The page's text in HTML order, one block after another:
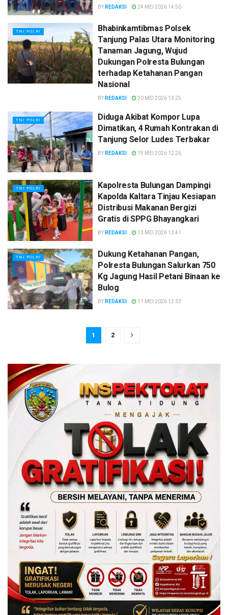
BY REDAKSI 24 MEI 2026 14:50
TNI POLRI
Bhabinkamtibmas Polsek
Tanjung Palas Utara Monitoring
Tanaman Jagung, Wujud
Dukungan Polresta Bulungan
terhadap Ketahanan Pangan
Nasional
BY REDAKSI 20 MEI 2026 13:25
TNI POLRI
Diduga Akibat Kompor Lupa
Dimatikan, 4 Rumah Kontrakan di
Tanjung Selor Ludes Terbakar
BY REDAKSI 19 MEI 2026 12:26
TNI POLRI
Kapolresta Bulungan Dampingi
Kapolda Kaltara Tinjau Kesiapan
Distribusi Makanan Bergizi
Gratis di SPPG Bhayangkari
BY REDAKSI 13 MEI 2026 13:41
TNI POLRI
Dukung Ketahanan Pangan,
Polresta Bulungan Salurkan 750
Kg Jagung Hasil Petani Binaan ke
Bulog
BY REDAKSI 11 MEI 2026 12:33
1 2